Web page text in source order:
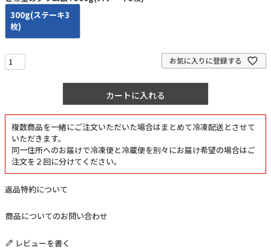
300g(ステーキ3
枚)
お気に入りに登録する
カートに入れる
複数商品を一緒にご注文いただいた場合はまとめて冷凍配送とさせて
いただきます。
同一住所へのお届けで冷凍便と冷蔵便を別々にお届け希望の場合はご
注文を２回に分けてください。
返品特約について
商品についてのお問い合わせ
レビューを書く